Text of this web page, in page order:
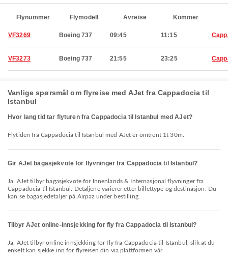
Flynummer Flymodell Avreise Kommer
VF3269 Boeing 737 09:45 11:15
VF3273 Boeing 737 21:55 23:25
Vanlige spørsmål om flyreise med AJet fra Cappadocia til
Istanbul
Hvor lang tid tar flyturen fra Cappadocia til Istanbul med AJet?
Flytiden fra Cappadocia til Istanbul med AJet er omtrent 1t 30m.
Gir AJet bagasjekvote for flyvninger fra Cappadocia til Istanbul?
Ja, AJet tilbyr bagasjekvote for Innenlands & Internasjonal flyvninger fra
Cappadocia til Istanbul. Detaljene varierer etter billettype og destinasjon. Du
kan se bagasjedetaljer på Airpaz under bestilling.
Tilbyr AJet online-innsjekking for fly fra Cappadocia til Istanbul?
Ja, AJet tilbyr online innsjekking for fly fra Cappadocia til Istanbul, slik at du
enkelt kan sjekke inn for flyreisen din via plattformen vår.